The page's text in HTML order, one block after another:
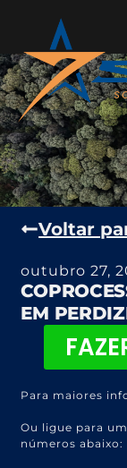
Voltar
outubro 27,
EM
Para maiores
Ou ligue para
números abaixo: